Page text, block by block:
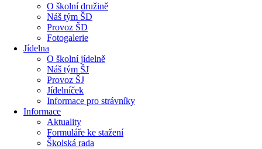
O školní družině
Náš tým ŠD
Provoz ŠD
Fotogalerie
Jídelna
O školní jídelně
Náš tým ŠJ
Provoz ŠJ
Jídelníček
Informace pro strávníky
Informace
Aktuality
Formuláře ke stažení
Školská rada